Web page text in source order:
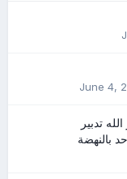
June 4,
تدبير
بالنهضة